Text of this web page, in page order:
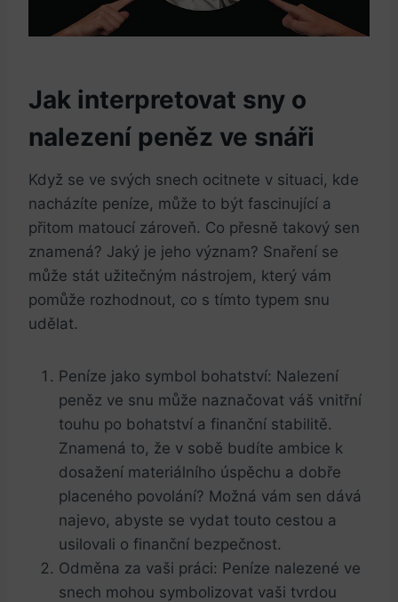
Jak interpretovat sny o
nalezení peněz ve​ snáři
Když se ve svých snech ocitnete v ⁢situaci, kde⁣
nacházíte ⁣peníze, může to být fascinující a
přitom matoucí zároveň. Co přesně takový ‍sen
‌znamená? Jaký je jeho význam? Snaření se
může stát ​užitečným nástrojem, který vám
pomůže rozhodnout, co s tímto typem snu
udělat.
Peníze‌ jako symbol bohatství: ⁤Nalezení
peněz ve‍ snu může naznačovat váš vnitřní‍
touhu po bohatství a finanční stabilitě.
Znamená to, že v sobě budíte ambice k
‌dosažení materiálního úspěchu a dobře
placeného povolání? Možná vám sen dává
najevo, abyste ⁢se vydat touto cestou a
usilovali o finanční bezpečnost.
Odměna za vaši práci: Peníze ⁤nalezené ‍ve
snech mohou symbolizovat vaši tvrdou